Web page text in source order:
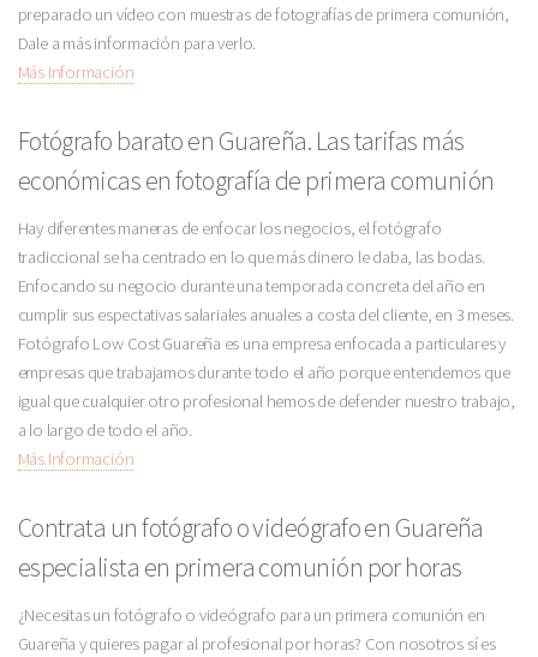
preparado un vídeo con muestras de fotografías de primera comunión,
Dale a más información para verlo.
Más Información
Fotógrafo barato en Guareña. Las tarifas más
económicas en fotografía de primera comunión
Hay diferentes maneras de enfocar los negocios, el fotógrafo
tradiccional se ha centrado en lo que más dinero le daba, las bodas.
Enfocando su negocio durante una temporada concreta del año en
cumplir sus espectativas salariales anuales a costa del cliente, en 3 meses.
Fotógrafo Low Cost Guareña es una empresa enfocada a particulares y
empresas que trabajamos durante todo el año porque entendemos que
igual que cualquier otro profesional hemos de defender nuestro trabajo,
a lo largo de todo el año.
Más Información
Contrata un fotógrafo o videógrafo en Guareña
especialista en primera comunión por horas
¿Necesitas un fotógrafo o videógrafo para un primera comunión en
Guareña y quieres pagar al profesional por horas? Con nosotros sí es